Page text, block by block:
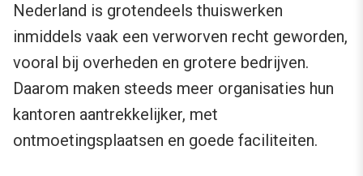
Nederland is grotendeels thuiswerken
inmiddels vaak een verworven recht geworden,
vooral bij overheden en grotere bedrijven.
Daarom maken steeds meer organisaties hun
kantoren aantrekkelijker, met
ontmoetingsplaatsen en goede faciliteiten.